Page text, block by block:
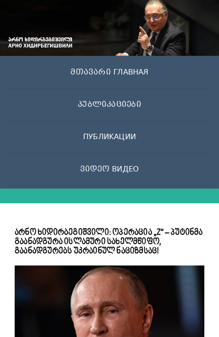
მთავარი ГЛАВНАЯ
პუბლიკაციები
ПУБЛИКАЦИИ
ვიდეო ВИДЕО
არნო ხიდირბეგიშვილი: ოპერაცია „Z“ – პუტინმა
გაანადგურა ისლამური სახელმწიფო,
გაანადგურებს უკრაინულ ნაციზმსაც!